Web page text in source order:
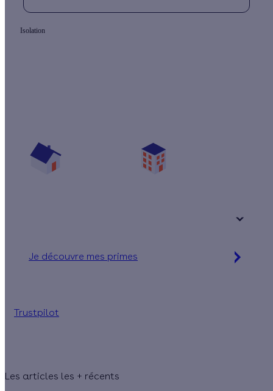
Isolation
Je découvre mes primes
Trustpilot
Les articles les + récents